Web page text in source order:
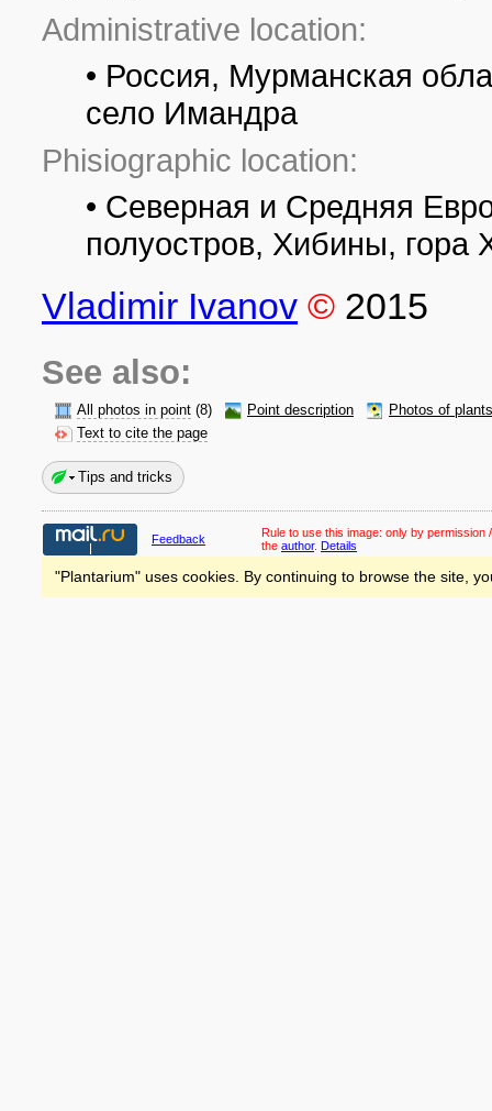
Administrative location:
• Россия, Мурманская
село Имандра
Phisiographic location:
• Северная и Средняя
полуостров, Хибины, гора
Vladimir Ivanov © 2015
See also:
All photos in point (8) Point description
Photos of
Text to cite the page
Tips and tricks
Feedback Rule to use this image: only by permission
the author. Details
"Plantarium" uses cookies. By continuing to browse the site,